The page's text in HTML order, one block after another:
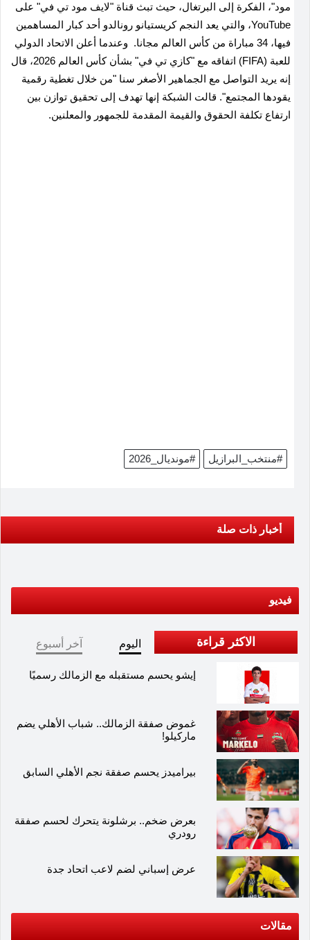
مود"، ⁠الفكرة إلى البرتغال، حيث ​تبث قناة "لايف مود تي في" على
YouTube، والتي يعد النجم كريستيانو ​رونالدو أحد كبار المساهمين
فيها، 34 مباراة من كأس العالم مجانا. وعندما أعلن الاتحاد الدولي
للعبة (FIFA) ‌اتفاقه مع "كازي تي في" بشأن كأس ‌العالم 2026، قال
إنه يريد ⁠التواصل مع الجماهير الأصغر سنا "من خلال تغطية رقمية
يقودها المجتمع". قالت الشبكة إنها تهدف إلى تحقيق توازن بين
ارتفاع تكلفة الحقوق والقيمة المقدمة للجمهور والمعلنين.
#مونديال_2026 #منتخب_البرازيل
أخبار ذات صلة
فيديو
الاكثر قراءة اليوم آخر أسبوع
إيشو يحسم مستقبله مع الزمالك رسميًا
غموض صفقة الزمالك.. شباب الأهلي يضم
ماركيلو!
بيراميدز يحسم صفقة نجم الأهلي السابق
بعرض ضخم.. برشلونة يتحرك لحسم صفقة
رودري
عرض إسباني لضم لاعب اتحاد جدة
مقالات